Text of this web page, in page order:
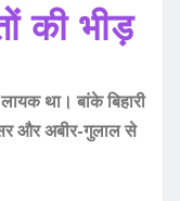
की भीड़
था। बांके बिहारी
और अबीर-गुलाल से